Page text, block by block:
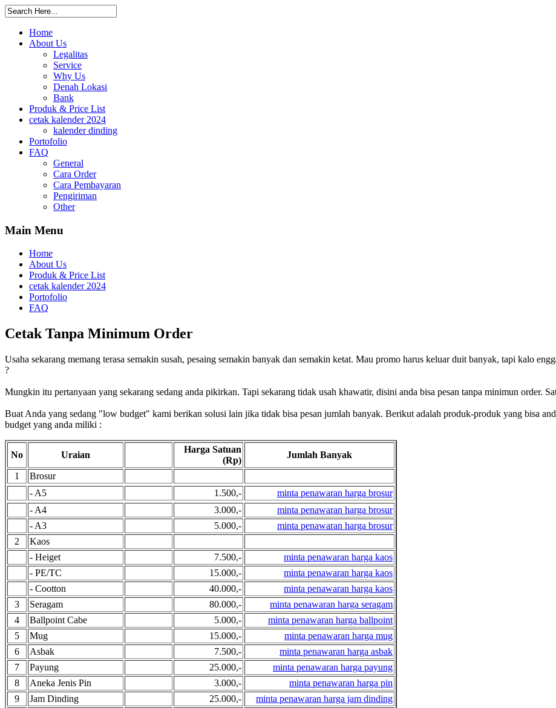
Home
About Us
Legalitas
Service
Why Us
Denah Lokasi
Bank
Produk & Price List
cetak kalender 2024
kalender dinding
Portofolio
FAQ
General
Cara Order
Cara Pembayaran
Pengiriman
Other
Main Menu
Home
About Us
Produk & Price List
cetak kalender 2024
Portofolio
FAQ
Cetak Tanpa Minimum Order
Usaha sekarang memang terasa semakin susah, pesaing semakin banyak dan semakin ketat. Mau promo harus keluar duit banyak, tapi kalo
?
Mungkin itu pertanyaan yang sekarang sedang anda pikirkan. Tapi sekarang tidak usah khawatir, disini anda bisa pesan tanpa minimun order.
Buat Anda yang sedang "low budget" kami berikan solusi lain jika tidak bisa pesan jumlah banyak. Berikut adalah produk-produk yang bisa
budget yang anda miliki :
No Uraian
Harga Satuan
(Rp)
Jumlah Banyak
1
Brosur
- A5
1.500,-
minta penawaran harga brosur
- A4
3.000,-
minta penawaran harga brosur
- A3
5.000,-
minta penawaran harga brosur
2
Kaos
- Heiget
7.500,-
minta penawaran harga kaos
- PE/TC
15.000,-
minta penawaran harga kaos
- Cootton
40.000,-
minta penawaran harga kaos
3
Seragam 80.000,-
minta penawaran harga seragam
4
Ballpoint Cabe 5.000,-
minta penawaran harga ballpoint
5
Mug 15.000,-
minta penawaran harga mug
6
Asbak 7.500,-
minta penawaran harga asbak
7
Payung 25.000,-
minta penawaran harga payung
8
Aneka Jenis Pin 3.000,-
minta penawaran harga pin
9
Jam Dinding 25.000,-
minta penawaran harga jam dinding